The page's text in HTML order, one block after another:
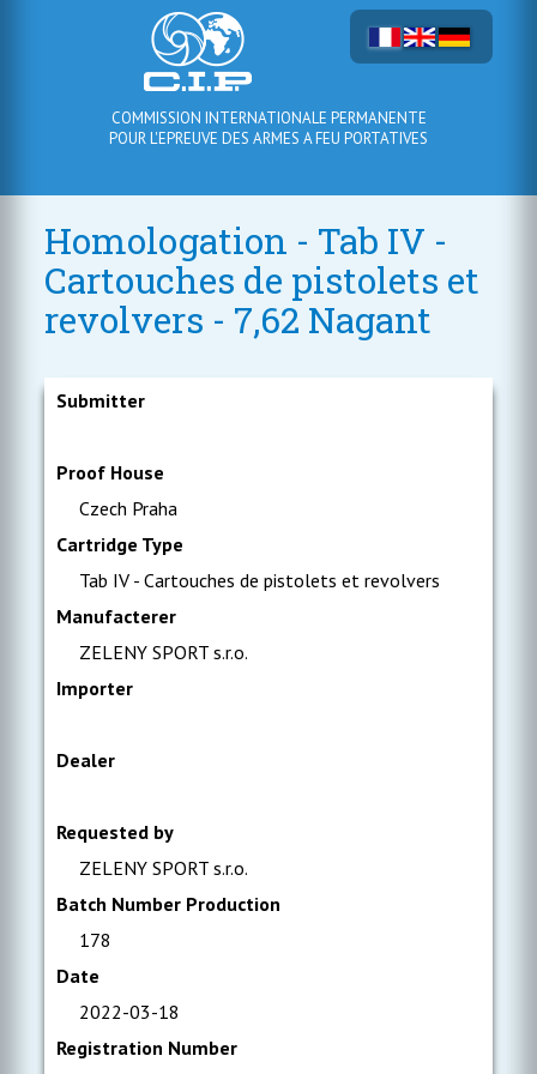
COMMISSION INTERNATIONALE PERMANENTE
POUR L'EPREUVE DES ARMES A FEU PORTATIVES
Homologation - Tab IV -
Cartouches de pistolets et
revolvers - 7,62 Nagant
Submitter
Proof House
Czech Praha
Cartridge Type
Tab IV - Cartouches de pistolets et revolvers
Manufacterer
ZELENY SPORT s.r.o.
Importer
Dealer
Requested by
ZELENY SPORT s.r.o.
Batch Number Production
178
Date
2022-03-18
Registration Number